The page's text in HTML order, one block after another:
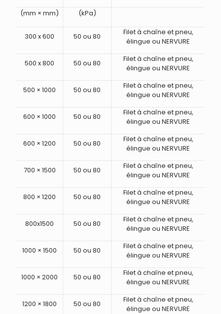
(mm × mm) (kPa)
300 x 600 50 ou 80
Filet à chaîne et pneu,
élingue ou NERVURE
500 x 800 50 ou 80
Filet à chaîne et pneu,
élingue ou NERVURE
500 × 1000 50 ou 80
Filet à chaîne et pneu,
élingue ou NERVURE
600 × 1000 50 ou 80
Filet à chaîne et pneu,
élingue ou NERVURE
600 × 1200 50 ou 80
Filet à chaîne et pneu,
élingue ou NERVURE
700 × 1500 50 ou 80
Filet à chaîne et pneu,
élingue ou NERVURE
800 × 1200 50 ou 80
Filet à chaîne et pneu,
élingue ou NERVURE
800x1500 50 ou 80
Filet à chaîne et pneu,
élingue ou NERVURE
1000 × 1500 50 ou 80
Filet à chaîne et pneu,
élingue ou NERVURE
1000 × 2000 50 ou 80
Filet à chaîne et pneu,
élingue ou NERVURE
1200 × 1800 50 ou 80
Filet à chaîne et pneu,
élingue ou NERVURE